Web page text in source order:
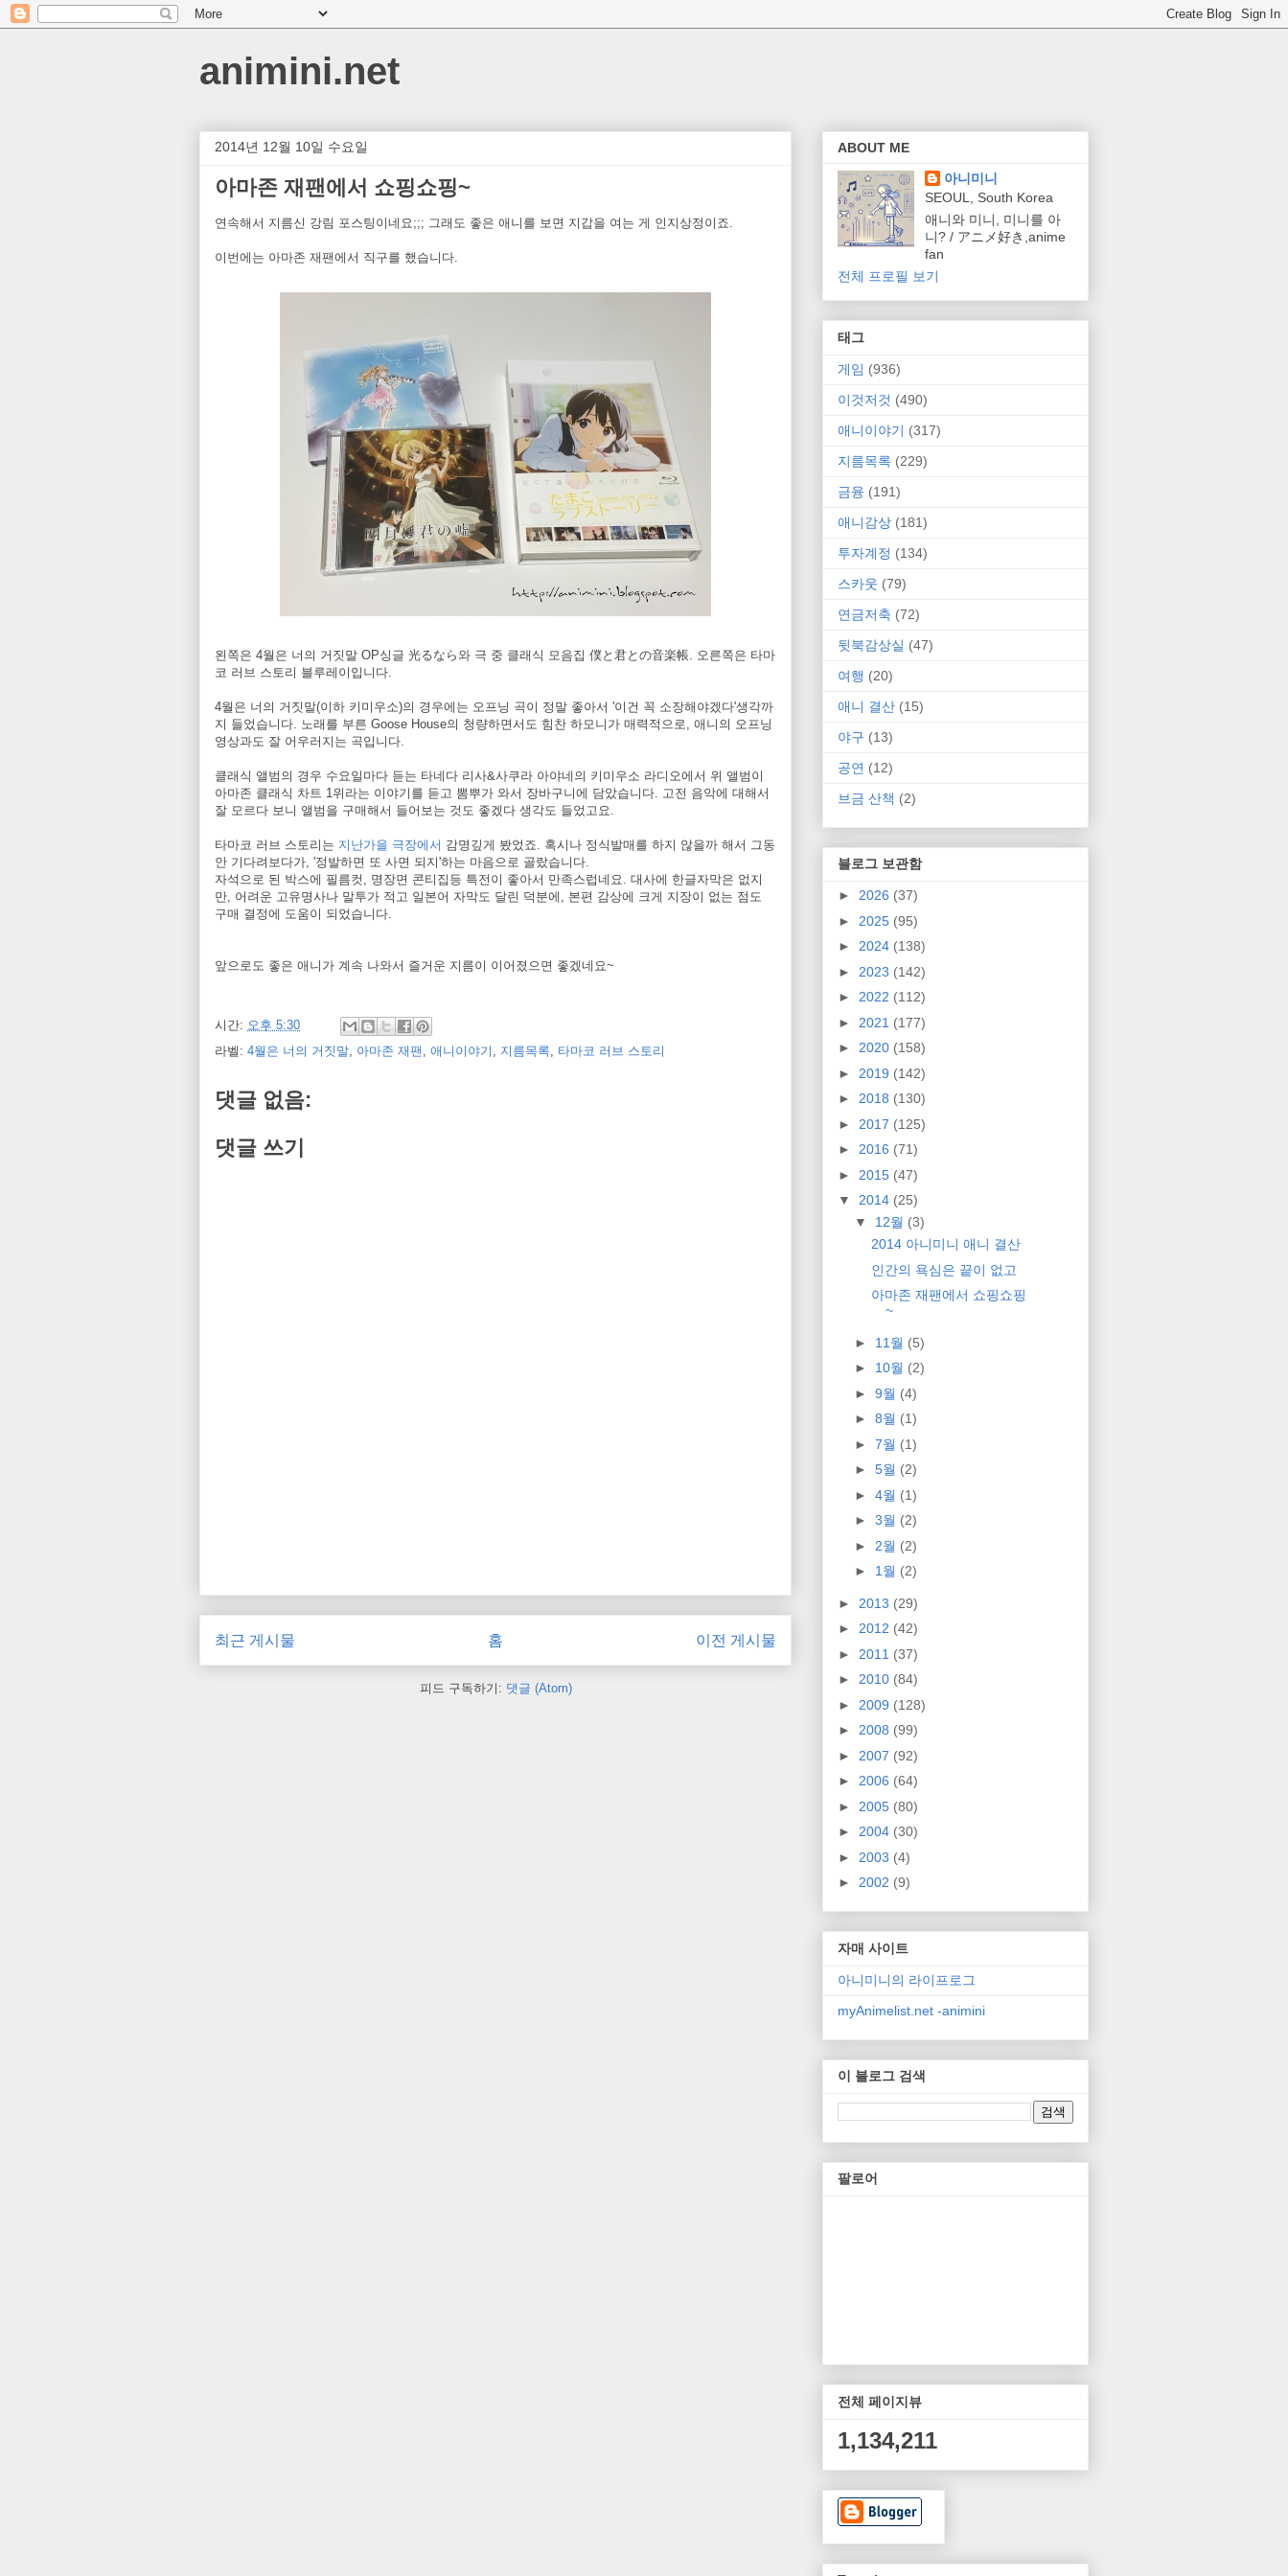
animini.net
2014년 12월 10일 수요일
아마존 재팬에서 쇼핑쇼핑~
연속해서 지름신 강림 포스팅이네요;;; 그래도 좋은 애니를 보면 지갑을 여는 게 인지상정이죠.
이번에는 아마존 재팬에서 직구를 했습니다.
왼쪽은 4월은 너의 거짓말 OP싱글 光るなら와 극 중 클래식 모음집 僕と君との音楽帳. 오른쪽은 타마
코 러브 스토리 블루레이입니다.
4월은 너의 거짓말(이하 키미우소)의 경우에는 오프닝 곡이 정말 좋아서 '이건 꼭 소장해야겠다'생각까
지 들었습니다. 노래를 부른 Goose House의 청량하면서도 힘찬 하모니가 매력적으로, 애니의 오프닝
영상과도 잘 어우러지는 곡입니다.
클래식 앨범의 경우 수요일마다 듣는 타네다 리사&사쿠라 아야네의 키미우소 라디오에서 위 앨범이
아마존 클래식 차트 1위라는 이야기를 듣고 뽐뿌가 와서 장바구니에 담았습니다. 고전 음악에 대해서
잘 모르다 보니 앨범을 구매해서 들어보는 것도 좋겠다 생각도 들었고요.
타마코 러브 스토리는 지난가을 극장에서 감명깊게 봤었죠. 혹시나 정식발매를 하지 않을까 해서 그동
안 기다려보다가, '정발하면 또 사면 되지'하는 마음으로 골랐습니다.
자석으로 된 박스에 필름컷, 명장면 콘티집등 특전이 좋아서 만족스럽네요. 대사에 한글자막은 없지
만, 어려운 고유명사나 말투가 적고 일본어 자막도 달린 덕분에, 본편 감상에 크게 지장이 없는 점도
구매 결정에 도움이 되었습니다.
앞으로도 좋은 애니가 계속 나와서 즐거운 지름이 이어졌으면 좋겠네요~
시간: 오후 5:30
라벨: 4월은 너의 거짓말, 아마존 재팬 , 애니이야기 , 지름목록, 타마코 러브 스토리
댓글 없음:
댓글 쓰기
최근 게시물 이전 게시물
홈
피드 구독하기: 댓글 (Atom)
ABOUT ME
아니미니
SEOUL, South Korea
애니와 미니, 미니를 아
니? / アニメ好き,anime
fan
전체 프로필 보기
태그
게임 (936)
이것저것 (490)
애니이야기 (317)
지름목록 (229)
금융 (191)
애니감상 (181)
투자계정 (134)
스카웃 (79)
연금저축 (72)
뒷북감상실 (47)
여행 (20)
애니 결산 (15)
야구 (13)
공연 (12)
브금 산책 (2)
블로그 보관함
► 2026 (37)
► 2025 (95)
► 2024 (138)
► 2023 (142)
► 2022 (112)
► 2021 (177)
► 2020 (158)
► 2019 (142)
► 2018 (130)
► 2017 (125)
► 2016 (71)
► 2015 (47)
▼ 2014 (25)
▼ 12월 (3)
2014 아니미니 애니 결산
인간의 욕심은 끝이 없고
아마존 재팬에서 쇼핑쇼핑
~
► 11월 (5)
► 10월 (2)
► 9월 (4)
► 8월 (1)
► 7월 (1)
► 5월 (2)
► 4월 (1)
► 3월 (2)
► 2월 (2)
► 1월 (2)
► 2013 (29)
► 2012 (42)
► 2011 (37)
► 2010 (84)
► 2009 (128)
► 2008 (99)
► 2007 (92)
► 2006 (64)
► 2005 (80)
► 2004 (30)
► 2003 (4)
► 2002 (9)
자매 사이트
아니미니의 라이프로그
myAnimelist.net -animini
이 블로그 검색
팔로어
전체 페이지뷰
1,134,211